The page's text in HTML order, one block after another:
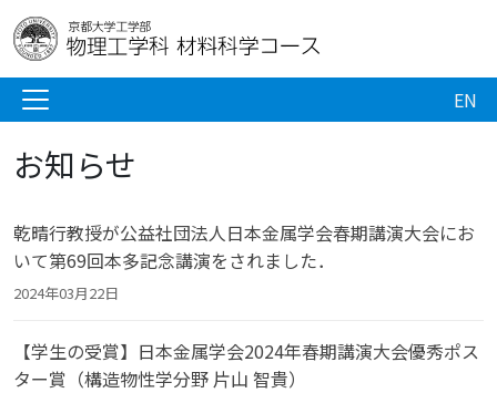
EN
お知らせ
乾晴行教授が公益社団法人日本金属学会春期講演大会にお
いて第69回本多記念講演をされました．
2024年03月22日
【学生の受賞】日本金属学会2024年春期講演大会優秀ポス
ター賞（構造物性学分野 片山 智貴）